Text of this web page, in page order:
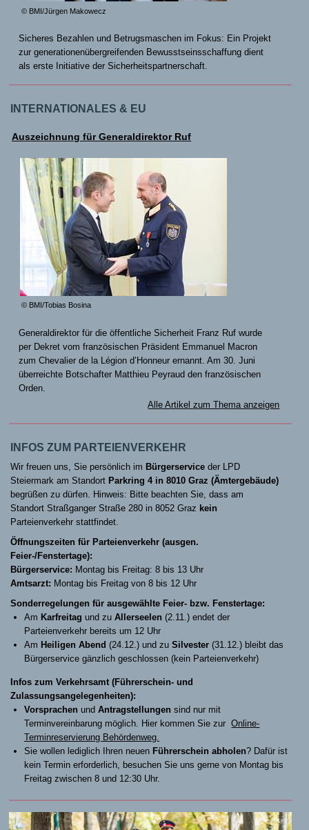
© BMI/Jürgen Makowecz
Sicheres Bezahlen und Betrugsmaschen im Fokus: Ein Projekt
zur generationenübergreifenden Bewusstseinsschaffung dient
als erste Initiative der Sicherheitspartnerschaft.
INTERNATIONALES & EU
Auszeichnung für Generaldirektor Ruf
© BMI/Tobias Bosina
Generaldirektor für die öffentliche Sicherheit Franz Ruf wurde
per Dekret vom französischen Präsident Emmanuel Macron
zum Chevalier de la Légion d’Honneur ernannt. Am 30. Juni
überreichte Botschafter Matthieu Peyraud den französischen
Orden.
Alle Artikel zum Thema anzeigen
INFOS ZUM PARTEIENVERKEHR
Wir freuen uns, Sie persönlich im Bürgerserviceder LPD
Steiermark am Standort Parkring 4 in 8010 Graz (Ämtergebäude)
begrüßen zu dürfen. Hinweis: Bitte beachten Sie, dass am
Standort Straßganger Straße 280 in 8052 Graz kein
Parteienverkehr stattfindet.
Öffnungszeiten für Parteienverkehr (ausgen.
Feier-/Fenstertage):
Bürgerservice: Montag bis Freitag: 8 bis 13 Uhr
Amtsarzt: Montag bis Freitag von 8 bis 12 Uhr
Sonderregelungen für ausgewählte Feier- bzw. Fenstertage:
Am Karfreitag und zuAllerseelen (2.11.) endet der
Parteienverkehr bereits um 12 Uhr
Am Heiligen Abend (24.12.) und zuSilvester (31.12.) bleibt das
Bürgerservice gänzlich geschlossen (kein Parteienverkehr)
Infos zum Verkehrsamt (Führerschein- und
Zulassungsangelegenheiten):
Vorsprachen undAntragstellungen sind nur mit
Terminvereinbarung möglich. Hier kommen Sie zur Online-
Terminreservierung Behördenweg.
Sie wollen lediglich Ihren neuen Führerschein abholen? Dafür ist
kein Termin erforderlich, besuchen Sie uns gerne von Montag bis
Freitag zwischen 8 und 12:30 Uhr.